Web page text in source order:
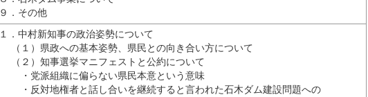
９．その他
１．中村新知事の政治姿勢について
（１）県政への基本姿勢、県民との向き合い方について
（２）知事選挙マニフェストと公約について
・党派組織に偏らない県民本意という意味
・反対地権者と話し合いを継続すると言われた石木ダム建設問題への